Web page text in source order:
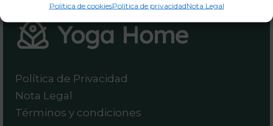
c
n
Política de cookiesPolítica de privacidadNota Legal
Política de Privacidad
Nota Legal
Términos y condiciones